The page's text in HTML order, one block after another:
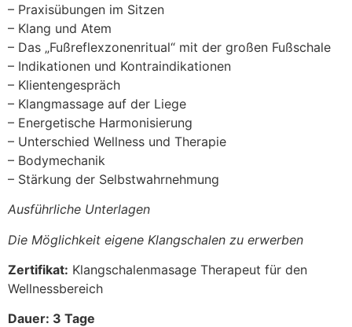
– Praxisübungen im Sitzen
– Klang und Atem
– Das „Fußreflexzonenritual“ mit der großen Fußschale
– Indikationen und Kontraindikationen
– Klientengespräch
– Klangmassage auf der Liege
– Energetische Harmonisierung
– Unterschied Wellness und Therapie
– Bodymechanik
– Stärkung der Selbstwahrnehmung
Ausführliche Unterlagen
Die Möglichkeit eigene Klangschalen zu erwerben
Zertifikat: Klangschalenmasage Therapeut für den
Wellnessbereich
Dauer: 3 Tage